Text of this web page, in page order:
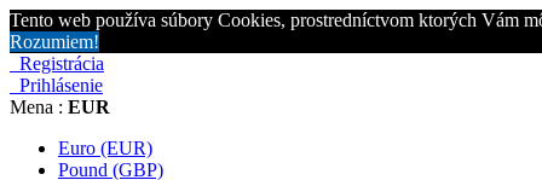
Tento web používa súbory Cookies, prostredníctvom ktorých Vám
Rozumiem!
Registrácia
Prihlásenie
Mena : EUR
Euro (EUR)
Pound (GBP)